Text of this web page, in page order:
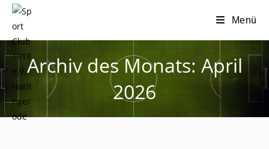
Zum
Inhalt
springen
Menü
Archiv des Monats: April
2026